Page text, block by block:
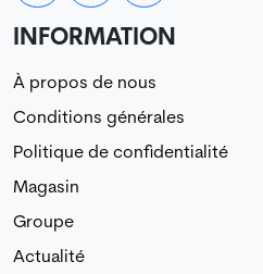
INFORMATION
À propos de nous
Conditions générales
Politique de confidentialité
Magasin
Groupe
Actualité